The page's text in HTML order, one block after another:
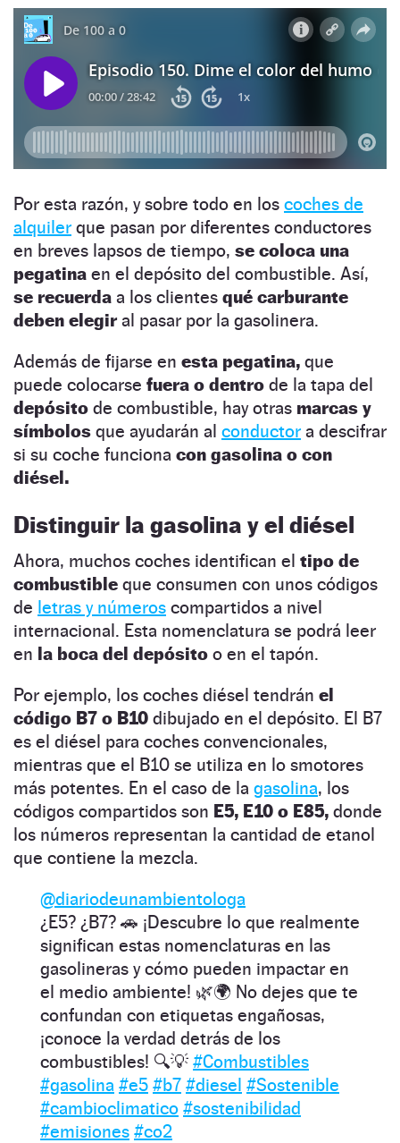
Por esta razón, y sobre todo en los coches de
alquiler que pasan por diferentes conductores
en breves lapsos de tiempo, se coloca una
pegatina en el depósito del combustible. Así,
se recuerda a los clientes qué carburante
deben elegiral pasar por la gasolinera.
Además de fijarse en esta pegatina, que
puede colocarse fuera o dentro de la tapa del
depósito de combustible, hay otras marcas y
símbolos que ayudarán al conductor a descifrar
si su coche funciona con gasolina o con
diésel.
Distinguir la gasolina y el diésel
Ahora, muchos coches identifican el tipo de
combustible que consumen con unos códigos
de letras y números compartidos a nivel
internacional. Esta nomenclatura se podrá leer
en la boca del depósito o en el tapón.
Por ejemplo, los coches diésel tendrán el
código B7 o B10 dibujado en el depósito. El B7
es el diésel para coches convencionales,
mientras que el B10 se utiliza en lo smotores
más potentes. En el caso de la gasolina, los
códigos compartidos son E5, E10 o E85, donde
los números representan la cantidad de etanol
que contiene la mezcla.
@diariodeunambientologa
¿E5? ¿B7? 🚗 ¡Descubre lo que realmente
significan estas nomenclaturas en las
gasolineras y cómo pueden impactar en
el medio ambiente! 🌿🌍 No dejes que te
confundan con etiquetas engañosas,
¡conoce la verdad detrás de los
combustibles! 🔍💡 #Combustibles
#gasolina #e5 #b7 #diesel #Sostenible
#cambioclimatico #sostenibilidad
#emisiones #co2